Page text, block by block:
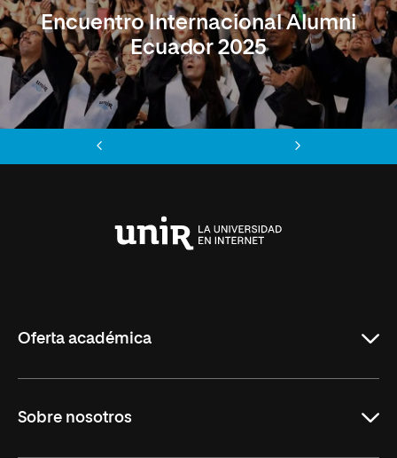
Encuentro Internacional Alumni
Ecuador 2025
Oferta académica
Formación Continua
Sobre nosotros